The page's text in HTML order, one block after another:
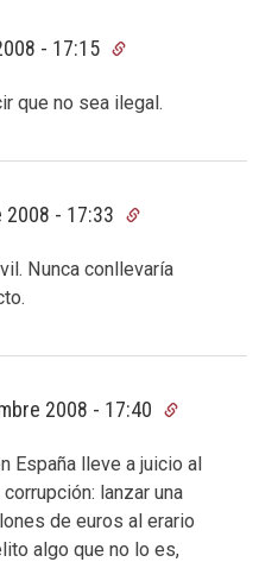
- 17:15
que no sea ilegal.
- 17:33
Nunca conllevaría
2008 - 17:40
España lleve a juicio al
lanzar una
de euros al erario
algo que no lo es,